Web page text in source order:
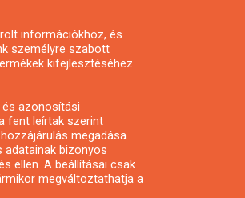
információkhoz, és
személyre szabott
kifejlesztéséhez
azonosítási
fent leírtak szerint
megadása
bizonyos
ellen. A beállításai csak
megváltoztathatja a